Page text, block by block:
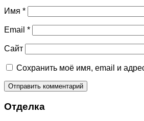
Имя *
Email *
Сайт
Сохранить моё имя, email и
Отделка